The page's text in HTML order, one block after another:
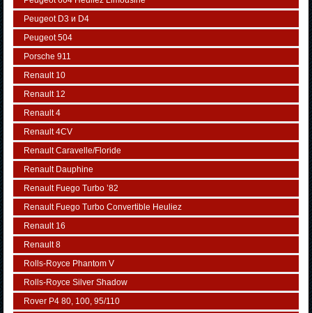
Peugeot D3 и D4
Peugeot 504
Porsche 911
Renault 10
Renault 12
Renault 4
Renault 4CV
Renault Caravelle/Floride
Renault Dauphine
Renault Fuego Turbo ’82
Renault Fuego Turbo Convertible Heuliez
Renault 16
Renault 8
Rolls-Royce Phantom V
Rolls-Royce Silver Shadow
Rover P4 80, 100, 95/110